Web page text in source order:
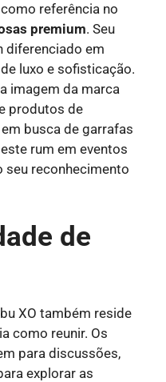
referência no
premium. Seu
diferenciado em
luxo e sofisticação.
imagem da marca
produtos de
busca de garrafas
rum em eventos
reconhecimento
de
XO também reside
como reunir. Os
para discussões,
explorar as